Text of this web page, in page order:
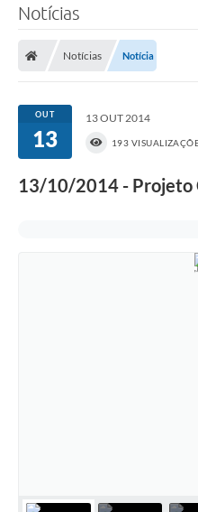
Notícias
Notícias Notícia
OUT
13
13 OUT 2014
193
13/10/2014 -